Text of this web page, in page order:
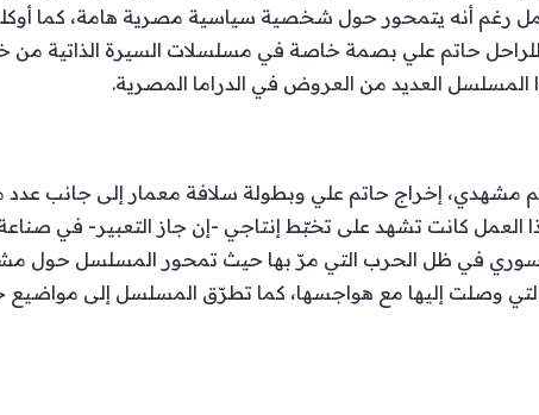
رغم أنه يتمحور حول شخصية سياسية مصرية هامة، كما
حاتم علي بصمة خاصة في مسلسلات السيرة الذاتية من
المسلسل العديد من العروض في الدراما المصرية.
إخراج حاتم علي وبطولة سلافة معمار إلى جانب عدد من
العمل كانت تشهد على تخبّط إنتاجي -إن جاز التعبير- في صناعة
في ظل الحرب التي مرّ بها حيث تمحور المسلسل حول
وصلت إليها مع هواجسها، كما تطرّق المسلسل إلى مواضيع